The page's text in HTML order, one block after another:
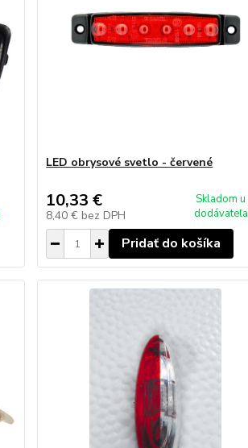
LED obrysové svetlo - červené
10,33 €
8,40 € bez DPH
Skladom u
dodávateľa
Pridať do košíka